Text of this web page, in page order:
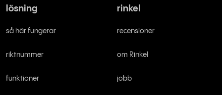
lösning
så här fungerar
riktnummer
funktioner
rinkel
recensioner
om Rinkel
jobb